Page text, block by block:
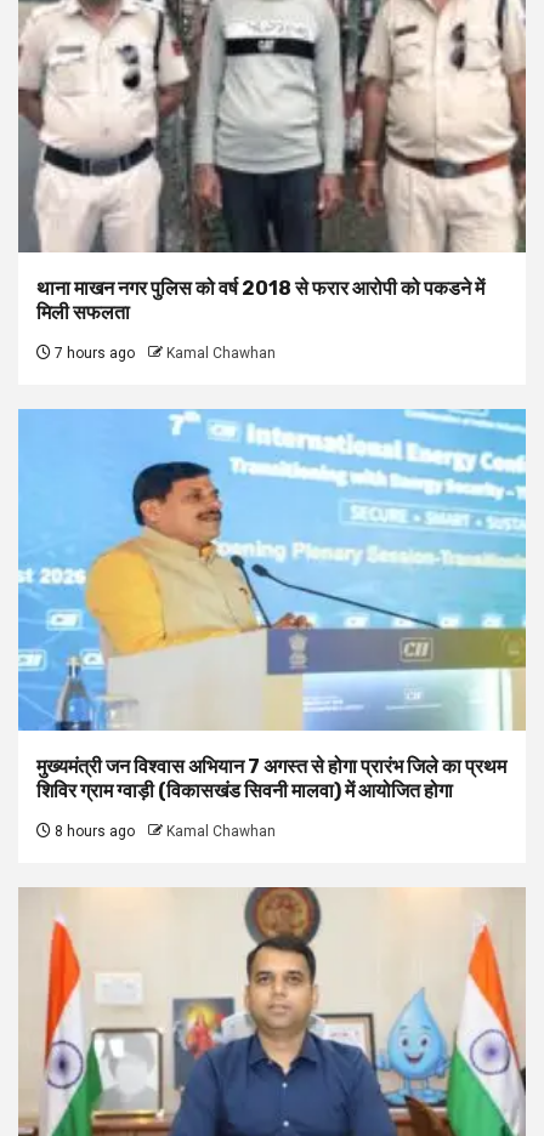
थाना माखन नगर पुलिस को वर्ष 2018 से फरार आरोपी को पकडने में
मिली सफलता
7 hours ago Kamal Chawhan
मुख्यमंत्री जन विश्वास अभियान 7 अगस्त से होगा प्रारंभ जिले का प्रथम
शिविर ग्राम ग्वाड़ी (विकासखंड सिवनी मालवा) में आयोजित होगा
8 hours ago Kamal Chawhan